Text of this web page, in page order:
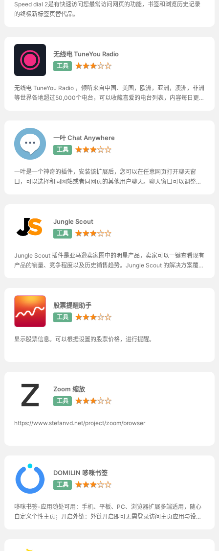
Speed dial 2是有快速访问您最常访问网页的功能，书签和浏览历史记录
的终极新标签页替代品。
无线电 TuneYou Radio
工具 ★★★☆☆
无线电 TuneYou Radio ，倾听来自中国、美国，欧洲，亚洲，澳洲，非洲
等世界各地超过50,000个电台，可以收藏喜爱的电台列表，内容每日更
一叶 Chat Anywhere
工具 ★★★☆☆
一叶是一个神奇的插件，安装该扩展后，您可以在任意网页打开聊天窗
口，可以选择和同网站或者同网页的其他用户聊天。聊天窗口可以调整大
Jungle Scout
工具 ★★★☆☆
Jungle Scout 插件是亚马逊卖家圈中的明星产品，卖家可以一键查看现有
产品的销量、竞争程度以及历史销售趋势。Jungle Scout 的解决方案覆盖
管理等全解决方案。
股票提醒助手
工具 ★★★☆☆
显示股票信息。可以根据设置的股票价格，进行提醒。
Zoom 缩放
工具 ★★★☆☆
https://www.stefanvd.net/project/zoom/browser
DOMILIN 哆咪书签
工具 ★★★☆☆
哆咪书签-应用随处可用：手机、平板、PC、浏览器扩展多端适用，随心
自定义个性主页；开启外链：外链开启即可无需登录访问主页应用与设